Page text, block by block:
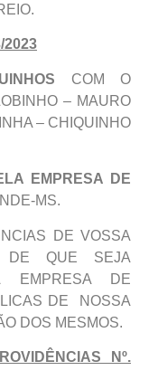
2023
COM O
– MAURO
– CHIQUINHO
EMPRESA DE
MS.
DE VOSSA
DE QUE SEJA
EMPRESA DE
DE NOSSA
DOS MESMOS.
Nº.